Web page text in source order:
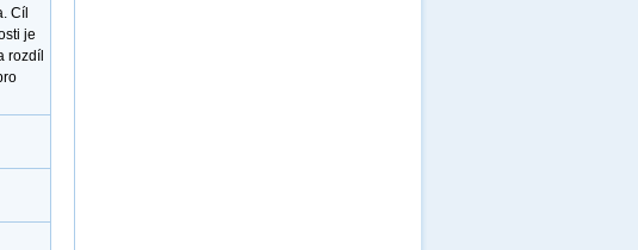
Cíl
je
rozdíl